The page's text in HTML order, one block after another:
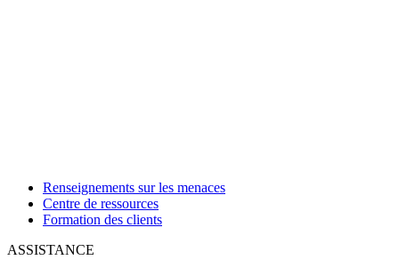
Renseignements sur les menaces
Centre de ressources
Formation des clients
ASSISTANCE